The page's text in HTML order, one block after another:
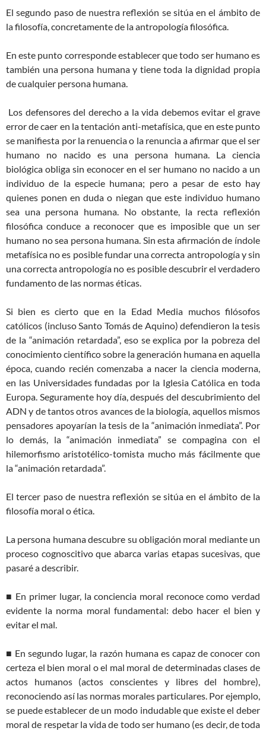
El segundo paso de nuestra reflexión se sitúa en el ámbito de
la filosofía, concretamente de la antropología filosófica.
En este punto corresponde establecer que todo ser humano es
también una persona humana y tiene toda la dignidad propia
de cualquier persona humana.
Los defensores del derecho a la vida debemos evitar el grave
error de caer en la tentación anti-metafísica, que en este punto
se manifiesta por la renuencia o la renuncia a afirmar que el ser
humano no nacido es una persona humana. La ciencia
biológica obliga sin econocer en el ser humano no nacido a un
individuo de la especie humana; pero a pesar de esto hay
quienes ponen en duda o niegan que este individuo humano
sea una persona humana. No obstante, la recta reflexión
filosófica conduce a reconocer que es imposible que un ser
humano no sea persona humana. Sin esta afirmación de índole
metafísica no es posible fundar una correcta antropología y sin
una correcta antropología no es posible descubrir el verdadero
fundamento de las normas éticas.
Si bien es cierto que en la Edad Media muchos filósofos
católicos (incluso Santo Tomás de Aquino) defendieron la tesis
de la “animación retardada”, eso se explica por la pobreza del
conocimiento científico sobre la generación humana en aquella
época, cuando recién comenzaba a nacer la ciencia moderna,
en las Universidades fundadas por la Iglesia Católica en toda
Europa. Seguramente hoy día, después del descubrimiento del
ADN y de tantos otros avances de la biología, aquellos mismos
pensadores apoyarían la tesis de la “animación inmediata”. Por
lo demás, la “animación inmediata” se compagina con el
hilemorfismo aristotélico-tomista mucho más fácilmente que
la “animación retardada”.
El tercer paso de nuestra reflexión se sitúa en el ámbito de la
filosofía moral o ética.
La persona humana descubre su obligación moral mediante un
proceso cognoscitivo que abarca varias etapas sucesivas, que
pasaré a describir.
■ En primer lugar, la conciencia moral reconoce como verdad
evidente la norma moral fundamental: debo hacer el bien y
evitar el mal.
■ En segundo lugar, la razón humana es capaz de conocer con
certeza el bien moral o el mal moral de determinadas clases de
actos humanos (actos conscientes y libres del hombre),
reconociendo así las normas morales particulares. Por ejemplo,
se puede establecer de un modo indudable que existe el deber
moral de respetar la vida de todo ser humano (es decir, de toda